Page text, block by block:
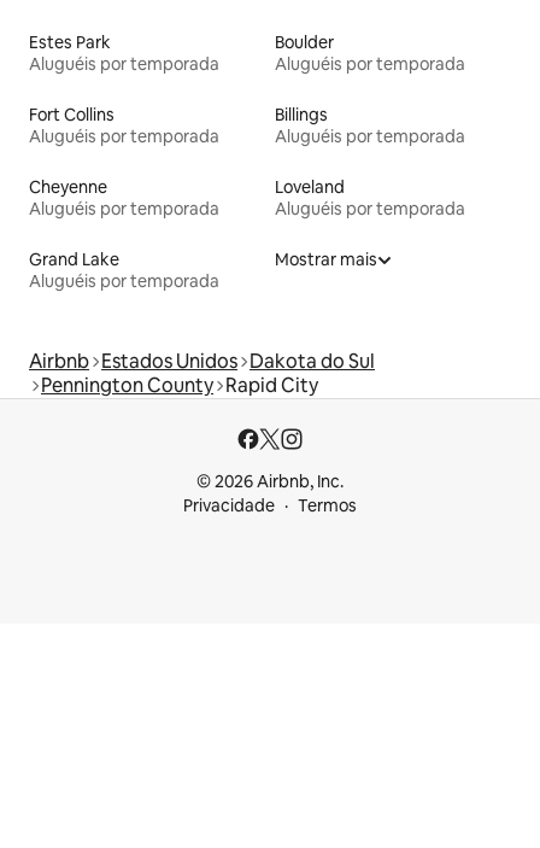
Estes Park
Aluguéis por temporada
Boulder
Aluguéis por temporada
Fort Collins
Aluguéis por temporada
Billings
Aluguéis por temporada
Cheyenne
Aluguéis por temporada
Loveland
Aluguéis por temporada
Grand Lake
Aluguéis por temporada
Mostrar mais
Airbnb Estados Unidos Dakota do Sul
Pennington County Rapid City
© 2026 Airbnb, Inc.
Privacidade
Termos